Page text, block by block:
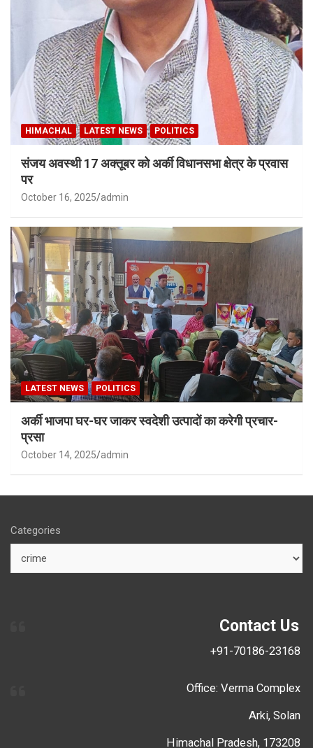
HIMACHAL LATEST NEWS POLITICS
संजय अवस्थी 17 अक्तूबर को अर्की विधानसभा क्षेत्र के प्रवास
पर
October 16, 2025 admin
LATEST NEWS POLITICS
अर्की भाजपा घर-घर जाकर स्वदेशी उत्पादों का करेगी प्रचार-
प्रसा
October 14, 2025 admin
Categories
Contact Us
+91-70186-23168
Office: Verma Complex
Arki, Solan
Himachal Pradesh, 173208